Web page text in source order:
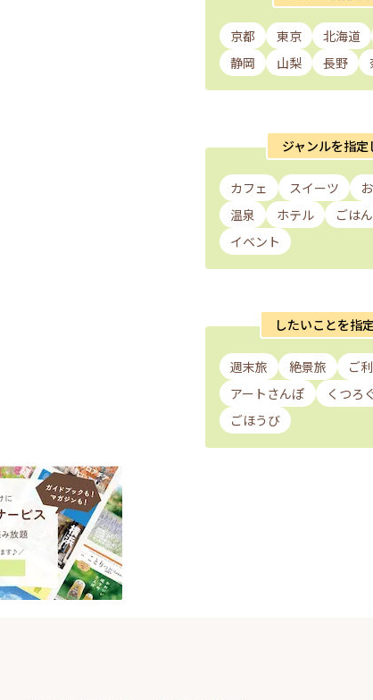
京都 東京 北海道
静岡
山梨 長野
ジャンルを指
カフェ スイーツ
温泉
ホテル ごはん
イベント
したいことを指
週末旅 絶景旅
ご
アートさんぽ
くつろ
ごほうび